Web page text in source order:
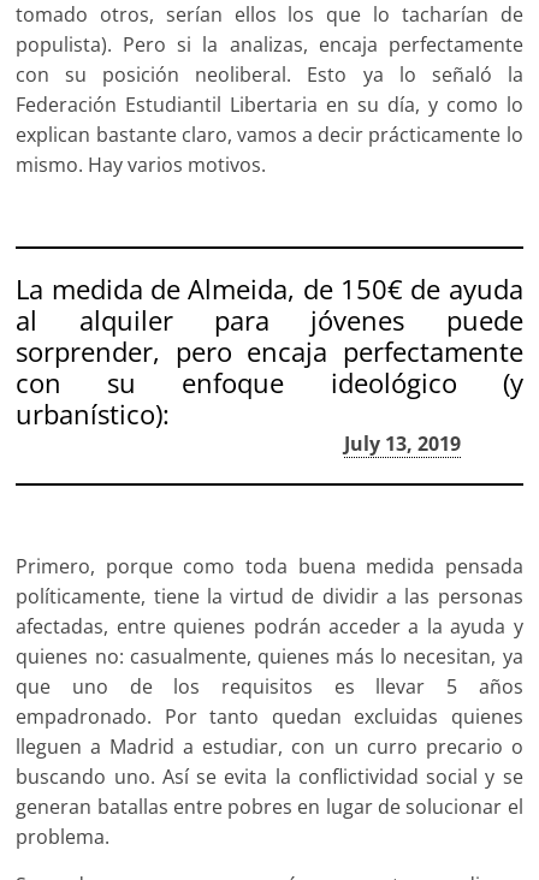
tomado otros, serían ellos los que lo tacharían de
populista). Pero si la analizas, encaja perfectamente
con su posición neoliberal. Esto ya lo señaló la
Federación Estudiantil Libertaria en su día, y como lo
explican bastante claro, vamos a decir prácticamente lo
mismo. Hay varios motivos.
La medida de Almeida, de 150€ de ayuda
al alquiler para jóvenes puede
sorprender, pero encaja perfectamente
con su enfoque ideológico (y
urbanístico):
July 13, 2019
Primero, porque como toda buena medida pensada
políticamente, tiene la virtud de dividir a las personas
afectadas, entre quienes podrán acceder a la ayuda y
quienes no: casualmente, quienes más lo necesitan, ya
que uno de los requisitos es llevar 5 años
empadronado. Por tanto quedan excluidas quienes
lleguen a Madrid a estudiar, con un curro precario o
buscando uno. Así se evita la conflictividad social y se
generan batallas entre pobres en lugar de solucionar el
problema.